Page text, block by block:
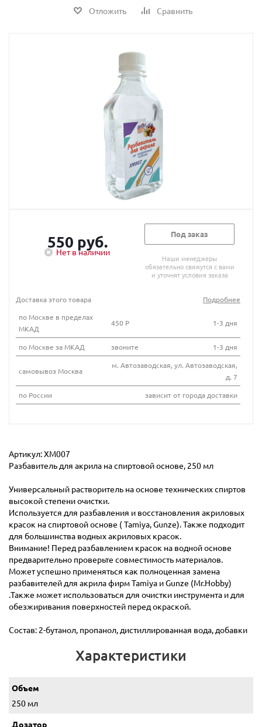
Отложить Сравнить
550 руб.
Нет в наличии
Под заказ
Наши менеджеры
обязательно свяжутся с вами
и уточнят условия заказа
Доставка этого товара
Подробнее
по Москве в пределах
МКАД
450 Р 1-3 дня
по Москве за МКАД звоните 1-3 дня
самовывоз Москва
м. Автозаводская, ул. Автозаводская,
д. 7
по России
зависит от города доставки
Артикул: ХМ007
Разбавитель для акрила на спиртовой основе, 250 мл
Универсальный растворитель на основе технических спиртов
высокой степени очистки.
Используется для разбавления и восстановления акриловых
красок на спиртовой основе ( Tamiya, Gunze). Также подходит
для большинства водных акриловых красок.
Внимание! Перед разбавлением красок на водной основе
предварительно проверьте совместимость материалов.
Может успешно применяться как полноценная замена
разбавителей для акрила фирм Tamiya и Gunze (Mr.Hobby)
.Также может использоваться для очистки инструмента и для
обезжиривания поверхностей перед окраской.
Состав: 2-бутанол, пропанол, дистиллированная вода, добавки
Характеристики
Объем
250 мл
Дозатор